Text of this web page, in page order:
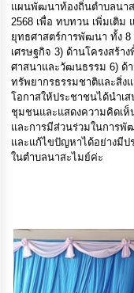
แผนพัฒนาท้องถิ่นตำบลนา
2568 เพื่อ ทบทวน เพิ่มเติ
ยุทธศาสตร์การพัฒนา ทั้ง 8
เศรษฐกิจ 3) ด้านโครงสร้า
ศาสนาและวัฒนธรรม 6) ด้
ทรัพยากรธรรมชาติและสิ่ง
โอกาสให้ประชาชนได้นำ
ชุมชนและแสดงความคิดเ
และการมีส่วนร่วมในการพั
และแก้ไขปัญหาได้อย่างมีป
ในตำบลนาสะไมย์ค่ะ